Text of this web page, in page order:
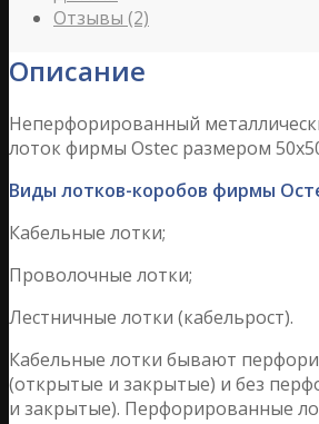
Отзывы (2)
Описание
Неперфорированный
лоток фирмы Ostec размером
Виды лотков-коробов фирмы
Кабельные лотки;
Проволочные лотки;
Лестничные лотки (кабельрост).
Кабельные лотки бывают
(открытые и закрытые) и без
и закрытые). Перфорированные